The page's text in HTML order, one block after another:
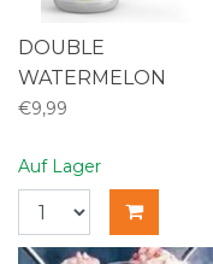
DOUBLE
WATERMELON
€9,99
Auf Lager